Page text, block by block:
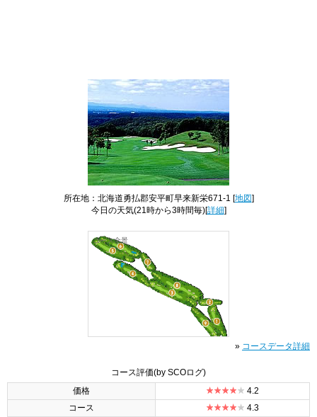
所在地：北海道勇払郡安平町早来新栄671-1 [地図]
今日の天気(21時から3時間毎)[詳細]
コース全景
» コースデータ詳細
コース評価(by SCOログ)
価格
4.2
コース
4.3